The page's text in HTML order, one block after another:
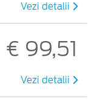
Vezi detalii
€ 99,51
Vezi detalii